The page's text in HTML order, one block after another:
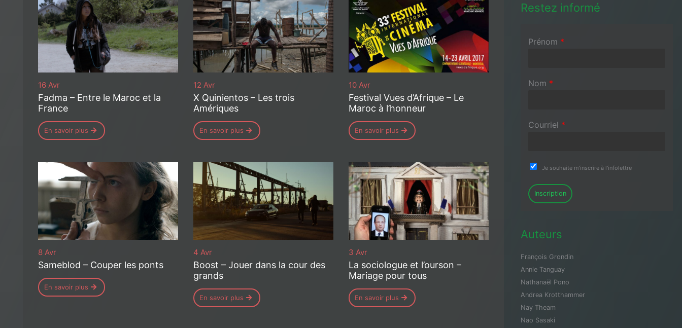
16 Avr
Fadma – Entre le Maroc et la
France
En savoir plus
12 Avr
X Quinientos – Les trois
Amériques
En savoir plus
10 Avr
Festival Vues d’Afrique – Le
Maroc à l’honneur
En savoir plus
8 Avr
Sameblod – Couper les ponts
En savoir plus
4 Avr
Boost – Jouer dans la cour des
grands
En savoir plus
3 Avr
La sociologue et l’ourson –
Mariage pour tous
En savoir plus
Restez informé
Prénom *
Nom *
Courriel *
Je souhaite m'inscrire à l'infolettre
Inscription
Auteurs
François Grondin
Annie Tanguay
Nathanaël Pono
Andrea Krotthammer
Nay Theam
Nao Sasaki